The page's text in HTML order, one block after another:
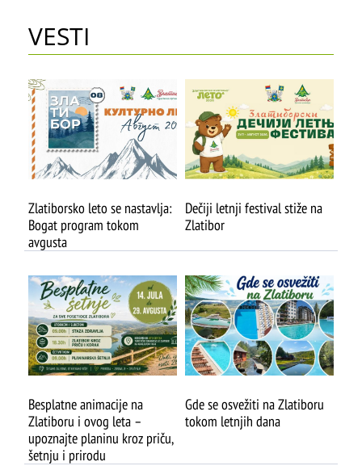
VESTI
Zlatiborsko leto se nastavlja:
Bogat program tokom
avgusta
Dečiji letnji festival stiže na
Zlatibor
Besplatne animacije na
Zlatiboru i ovog leta –
upoznajte planinu kroz priču,
šetnju i prirodu
Gde se osvežiti na Zlatiboru
tokom letnjih dana
ŠTA
VIDETI PREPORUČUJEMO
Stopića pećina